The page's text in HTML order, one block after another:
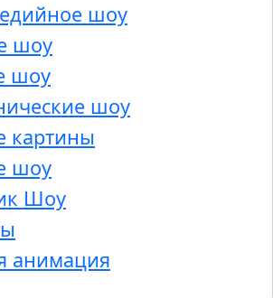
шоу
шоу
шоу
шоу
картины
шоу
Шоу
анимация